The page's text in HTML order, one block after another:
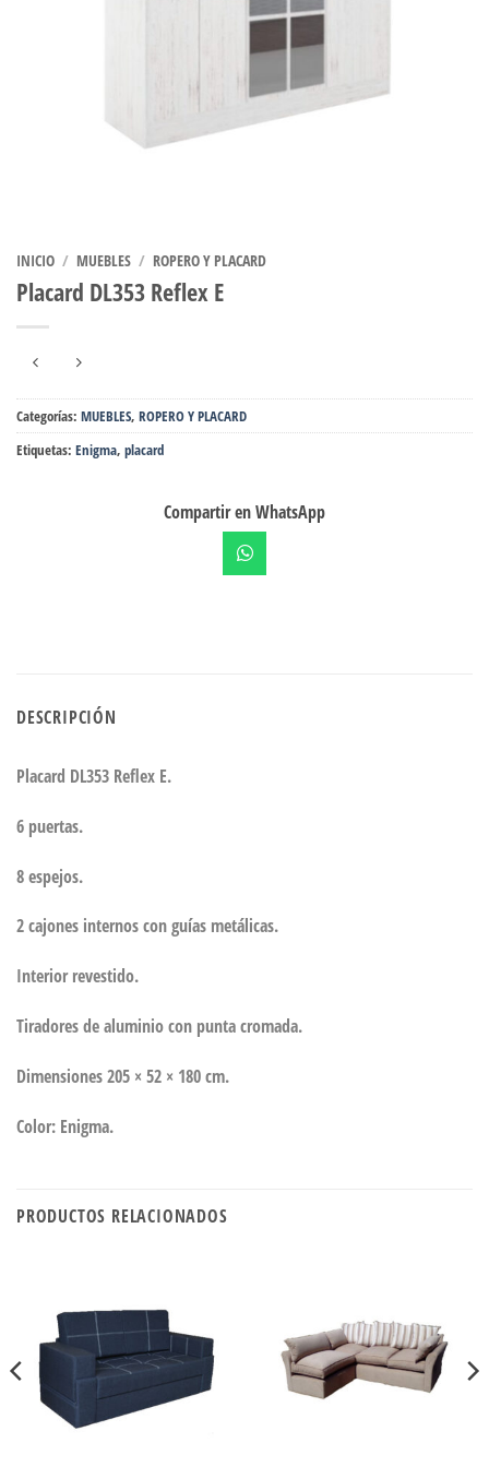
INICIO / MUEBLES / ROPERO Y PLACARD
Placard DL353 Reflex E
Categorías: MUEBLES, ROPERO Y PLACARD
Etiquetas: Enigma, placard
Compartir en WhatsApp
DESCRIPCIÓN
Placard DL353 Reflex E.
6 puertas.
8 espejos.
2 cajones internos con guías metálicas.
Interior revestido.
Tiradores de aluminio con punta cromada.
Dimensiones 205 × 52 × 180 cm.
Color: Enigma.
PRODUCTOS RELACIONADOS